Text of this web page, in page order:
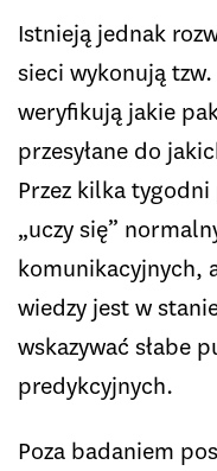
Istnieją jednak
sieci wykonują tzw.
weryfikują jakie
przesyłane do
Przez kilka
„uczy się”
komunikacyjnych,
wiedzy jest w
wskazywać słabe
predykcyjnych.
Poza badaniem